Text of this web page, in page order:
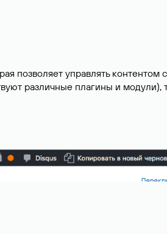
позволяет управлять
различные плагины и модули),